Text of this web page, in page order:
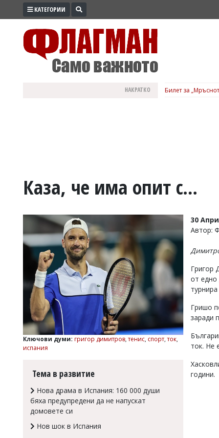
ПРОМО
ВОЙНАТА
СПОРТ
РАЗСЛЕДВАНЕ
Управители:
Василев,
v.vasilev@flagman.bg
k.kassabova@flagman.bg
редактор:
office@flagman.bg
КАТЕГОРИИ
НАКРАТКО Билет за
Каза, че има опит с...
Ключови думи: григор димитров,тенис, спорт,ток,
испания
Тема в развитие
Нова драма в Испания: 160 000 души
бяха предупредени да не напускат
домовете си
Нов шок в Испания
30
Автор:
Григор
от едно
Гришо
заради
ток. Не
години.